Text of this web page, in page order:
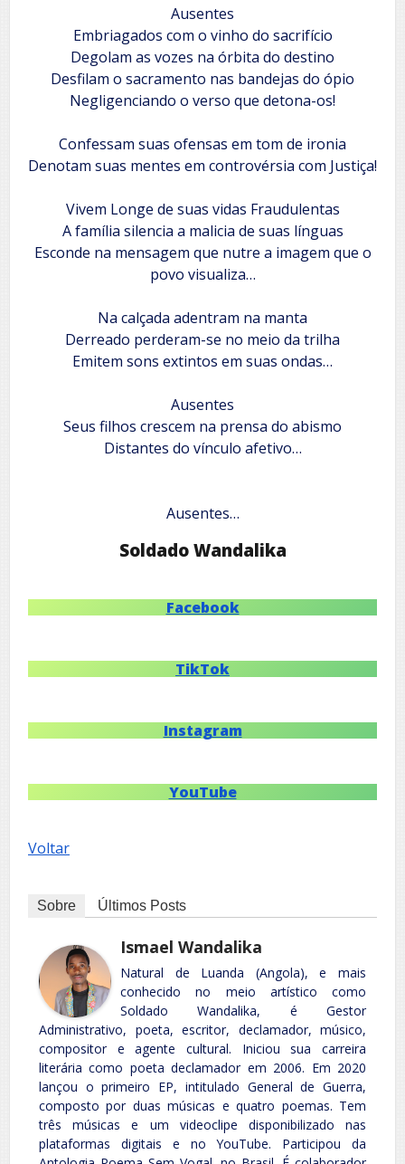
‎Ausentes
‎Embriagados com o vinho do sacrifício
‎Degolam as vozes na órbita do destino
‎Desfilam o sacramento nas bandejas do ópio
Negligenciando o verso que detona-os!
‎Confessam suas ofensas em tom de ironia
‎Denotam suas mentes em controvérsia com Justiça!
‎Vivem Longe de suas vidas Fraudulentas
‎A família silencia a malicia de suas línguas
‎Esconde na mensagem que nutre a imagem que o
povo visualiza…
‎Na calçada adentram na manta
‎Derreado perderam-se no meio da trilha
‎Emitem sons extintos em suas ondas…
‎Ausentes
‎Seus filhos crescem na prensa do abismo
‎Distantes do vínculo afetivo…
‎Ausentes…
Soldado Wandalika
Facebook
TikTok
Instagram
YouTube
Voltar
Sobre Últimos Posts
Ismael Wandalika
Natural de Luanda (Angola), e mais
conhecido no meio artístico como
Soldado Wandalika, é Gestor
Administrativo, poeta, escritor, declamador, músico,
compositor e agente cultural. Iniciou sua carreira
literária como poeta declamador em 2006. Em 2020
lançou o primeiro EP, intitulado General de Guerra,
composto por duas músicas e quatro poemas. Tem
três músicas e um videoclipe disponibilizado nas
plataformas digitais e no YouTube. Participou da